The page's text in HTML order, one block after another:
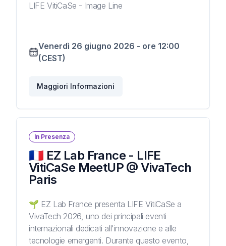
LIFE VitiCaSe - Image Line
Venerdì 26 giugno 2026 - ore 12:00
(CEST)
Maggiori Informazioni
In Presenza
🇫🇷 EZ Lab France - LIFE
VitiCaSe MeetUP @ VivaTech
Paris
🌱 EZ Lab France presenta LIFE VitiCaSe a
VivaTech 2026, uno dei principali eventi
internazionali dedicati all'innovazione e alle
tecnologie emergenti. Durante questo evento,